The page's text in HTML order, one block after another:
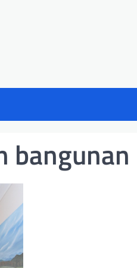
bangunan